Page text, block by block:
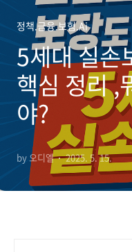
정책.금융.보험.Ai
5세대 실손
핵심 정리 ,
야?
by 오디엘 2025. 5. 15.